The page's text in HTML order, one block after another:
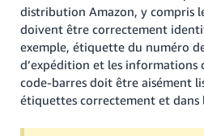
distribution Amazon, y compris
doivent être correctement
exemple, étiquette du numéro
d’expédition et les
code-barres doit être aisément
étiquettes correctement et dans